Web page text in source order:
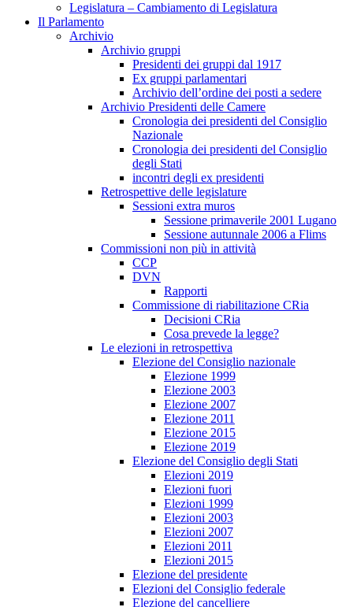
Legislatura – Cambiamento di Legislatura
Il Parlamento
Archivio
Archivio gruppi
Presidenti dei gruppi dal 1917
Ex gruppi parlamentari
Archivio dell’ordine dei posti a sedere
Archivio Presidenti delle Camere
Cronologia dei presidenti del Consiglio
Nazionale
Cronologia dei presidenti del Consiglio
degli Stati
incontri degli ex presidenti
Retrospettive delle legislature
Sessioni extra muros
Sessione primaverile 2001 Lugano
Sessione autunnale 2006 a Flims
Commissioni non più in attività
CCP
DVN
Rapporti
Commissione di riabilitazione CRia
Decisioni CRia
Cosa prevede la legge?
Le elezioni in retrospettiva
Elezione del Consiglio nazionale
Elezione 1999
Elezione 2003
Elezione 2007
Elezione 2011
Elezione 2015
Elezione 2019
Elezione del Consiglio degli Stati
Elezioni 2019
Elezioni fuori
Elezioni 1999
Elezioni 2003
Elezioni 2007
Elezioni 2011
Elezioni 2015
Elezione del presidente
Elezioni del Consiglio federale
Elezione del cancelliere